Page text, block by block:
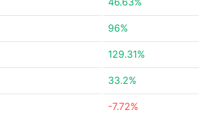
96%
129.31%
33.2%
-7.72%